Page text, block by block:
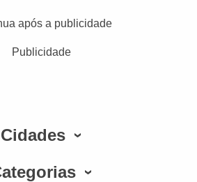
após a publicidade
Publicidade
Cidades